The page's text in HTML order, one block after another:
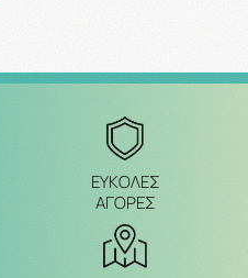
ΕΥΚΟΛΕΣ
ΑΓΟΡΕΣ